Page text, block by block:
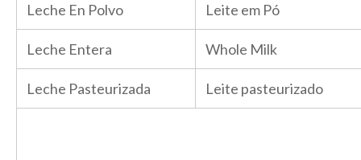
Leche En Polvo Leite em Pó
Leche Entera Whole Milk
Leche Pasteurizada Leite pasteurizado